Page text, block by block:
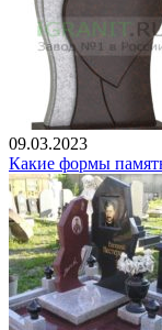
09.03.2023
Какие формы